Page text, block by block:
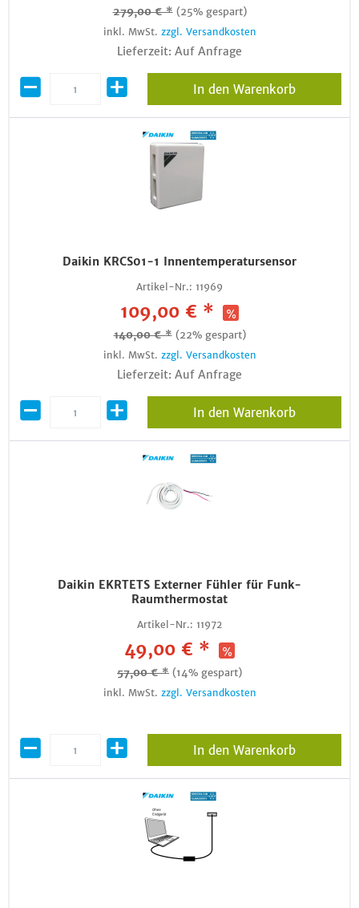
279,00 € * (25% gespart)
inkl. MwSt. zzgl. Versandkosten
Lieferzeit: Auf Anfrage
In den Warenkorb
Daikin KRCS01-1 Innentemperatursensor
Artikel-Nr.: 11969
109,00 € *
140,00 € * (22% gespart)
inkl. MwSt. zzgl. Versandkosten
Lieferzeit: Auf Anfrage
In den Warenkorb
Daikin EKRTETS Externer Fühler für Funk-
Raumthermostat
Artikel-Nr.: 11972
49,00 € *
57,00 € * (14% gespart)
inkl. MwSt. zzgl. Versandkosten
In den Warenkorb